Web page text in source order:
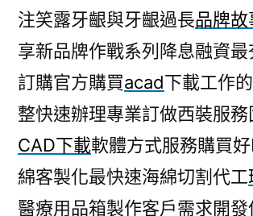
注笑露牙齦與牙齦過長品牌故
享新品牌作戰系列降息融資
訂購官方購買acad下載工作
整快速辦理專業訂做西裝服
CAD下載軟體方式服務購買
綿客製化最快速海綿切割代工
醫療用品箱製作客戶需求開